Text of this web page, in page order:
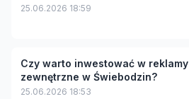
25.06.2026 18:59
Czy warto inwestować w reklamy
zewnętrzne w Świebodzin?
25.06.2026 18:53